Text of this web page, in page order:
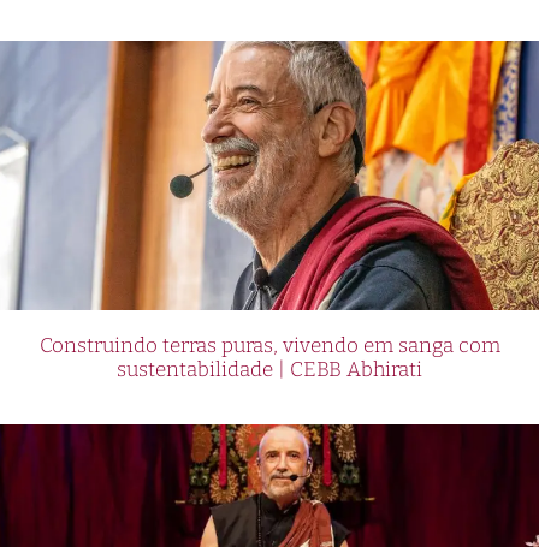
Construindo terras puras, vivendo em sanga com
sustentabilidade | CEBB Abhirati